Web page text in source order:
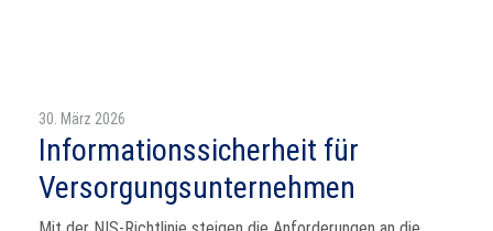
30. März 2026
Informationssicherheit für
Versorgungsunternehmen